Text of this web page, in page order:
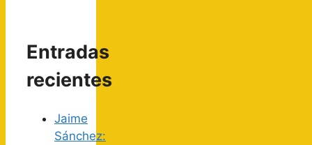
Entradas
recientes
Jaime
Sánchez: